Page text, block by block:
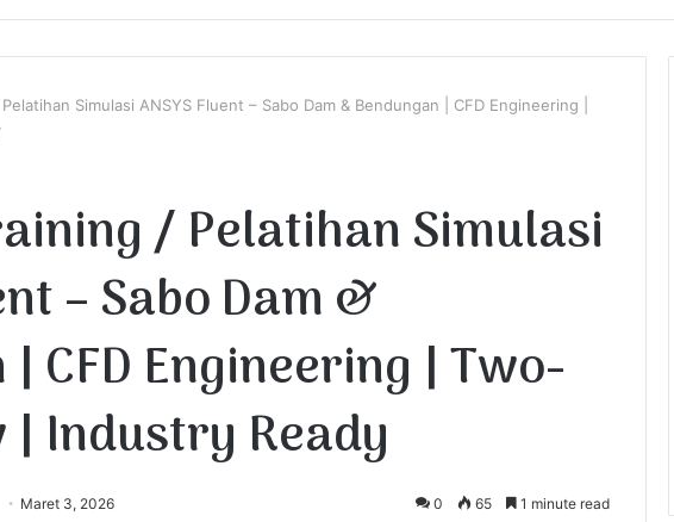
Simulasi ANSYS Fluent – Sabo Dam & Bendungan | CFD Engineering |
/ Pelatihan Simulasi
– Sabo Dam &
CFD Engineering | Two-
| Industry Ready
Maret 3, 2026 0 65 1 minute read